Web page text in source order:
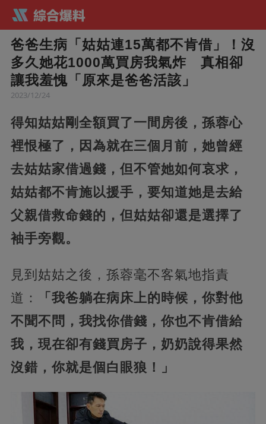
爸爸生病「姑姑連15萬都不肯借」！沒
多久她花1000萬買房我氣炸 真相卻
讓我羞愧「原來是爸爸活該」
2023/12/24
得知姑姑剛全額買了一間房後，孫蓉心
裡恨極了，因為就在三個月前，她曾經
去姑姑家借過錢，但不管她如何哀求，
姑姑都不肯施以援手，要知道她是去給
父親借救命錢的，但姑姑卻還是選擇了
袖手旁觀。
見到姑姑之後，孫蓉毫不客氣地指責
道：
「我爸躺在病床上的時候，你對他
不聞不問，我找你借錢，你也不肯借給
我，現在卻有錢買房子，奶奶說得果然
沒錯，你就是個白眼狼！」